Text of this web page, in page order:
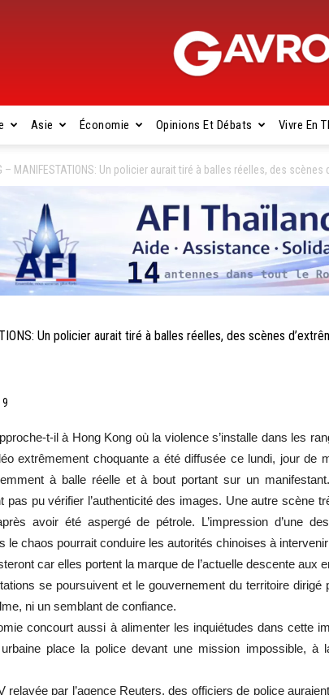
Asie Économie Opinions Et Débats Vivre En
– MANIFESTATIONS: Un policier aurait tiré à balles réelles, des
Un policier aurait tiré à balles réelles, des scènes
t-il à Hong Kong où la violence s’installe dans les
extrêmement choquante a été diffusée ce lundi, jour de
à balle réelle et à bout portant sur un
pas pu vérifier l’authenticité des images. Une autre scène
avoir été aspergé de pétrole. L’impression d’une
le chaos pourrait conduire les autorités chinoises à
car elles portent la marque de l’actuelle descente aux
se poursuivent et le gouvernement du territoire dirigé
ni un semblant de confiance.
concourt aussi à alimenter les inquiétudes dans cette
place la police devant une mission impossible, à
relayée par l’agence Reuters, des officiers de police